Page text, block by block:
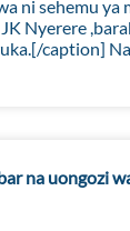
ni sehemu ya
Nyerere
caption]
na uongozi